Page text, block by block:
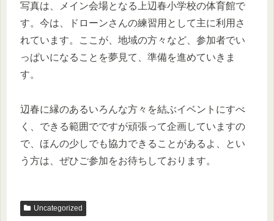
写真は、メイン会場となる上辺春小学校の体育館で
す。今は、ドローンさんの練習用として主に利用さ
れています。ここが、地域の方々など、参加者でい
っぱいになることを夢見て、準備を進めていきま
す。
辺春に縁のあるいろんな方々を結ぶイベントにすべ
く、できる範囲でですが頑張って企画していますの
で、ほんの少しでも協力できることがあるよ、とい
う方は、ぜひご参加をお待ちしております。
Uncategorized